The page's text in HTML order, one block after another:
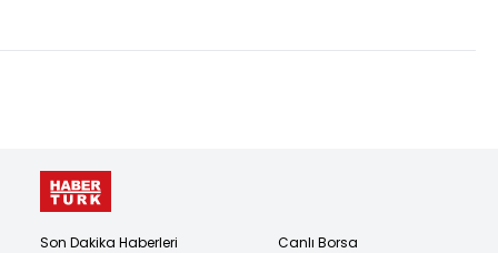
Son Dakika Haberleri
Canlı Borsa